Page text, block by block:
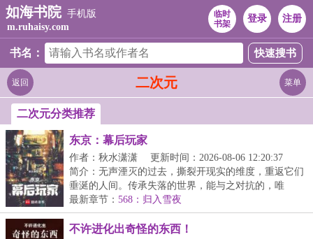
如海书院 手机版
m.ruhaisy.com
临时
书架
登录 注册
书名：
二次元
返回 菜单
二次元分类推荐
东京：幕后玩家
作者：秋水潇潇
更新时间：2026-08-06 12:20:37
简介：无声湮灭的过去，撕裂开现实的维度，重返它们
垂涎的人间。传承失落的世界，能与之对抗的，唯
有“不...
最新章节： 568：归入雪夜
不许进化出奇怪的东西！